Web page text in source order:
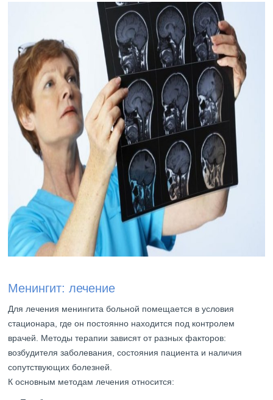
Менингит: лечение
Для лечения менингита больной помещается в условия
стационара, где он постоянно находится под контролем
врачей. Методы терапии зависят от разных факторов:
возбудителя заболевания, состояния пациента и наличия
сопутствующих болезней.
К основным методам лечения относится: